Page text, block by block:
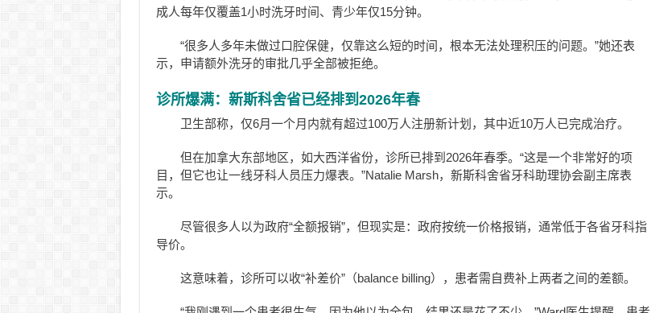
成人每年仅覆盖1小时洗牙时间、青少年仅15分钟。
“很多人多年未做过口腔保健，仅靠这么短的时间，根本无法处理积压的问题。”她还表
示，申请额外洗牙的审批几乎全部被拒绝。
诊所爆满：新斯科舍省已经排到2026年春
卫生部称，仅6月一个月内就有超过100万人注册新计划，其中近10万人已完成治疗。
但在加拿大东部地区，如大西洋省份，诊所已排到2026年春季。“这是一个非常好的项
目，但它也让一线牙科人员压力爆表。”Natalie Marsh，新斯科舍省牙科助理协会副主席表
示。
尽管很多人以为政府“全额报销”，但现实是：政府按统一价格报销，通常低于各省牙科指
导价。
这意味着，诊所可以收“补差价”（balance billing），患者需自费补上两者之间的差额。